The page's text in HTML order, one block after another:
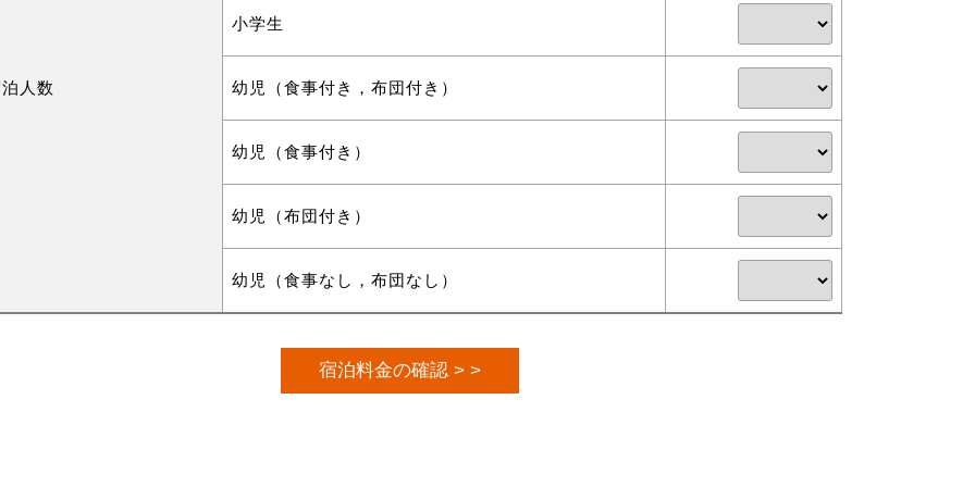
人数
小学生
幼児（食事付き，布団付き）
幼児（食事付き）
幼児（布団付き）
幼児（食事なし，布団なし）
宿泊料金の確認 > >